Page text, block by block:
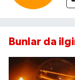
Bunlar da